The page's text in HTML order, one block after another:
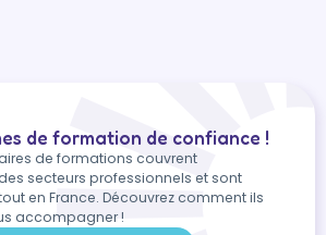
de formation de confiance !
de formations couvrent
secteurs professionnels et sont
en France. Découvrez comment ils
accompagner !